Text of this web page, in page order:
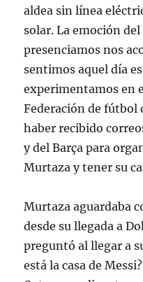
aldea sin línea
solar. La emoción
presenciamos nos
sentimos aquel día
experimentamos en
Federación de fútbol
haber recibido
y del Barça para
Murtaza y tener su
Murtaza aguardaba
desde su llegada a
preguntó al llegar a
está la casa de